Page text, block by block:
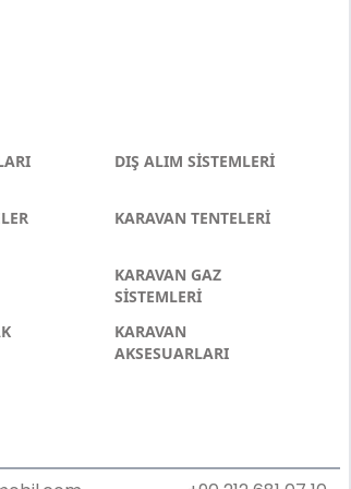
DIŞ ALIM SİSTEMLERİ
KARAVAN TENTELERİ
KARAVAN GAZ
SİSTEMLERİ
KARAVAN
AKSESUARLARI